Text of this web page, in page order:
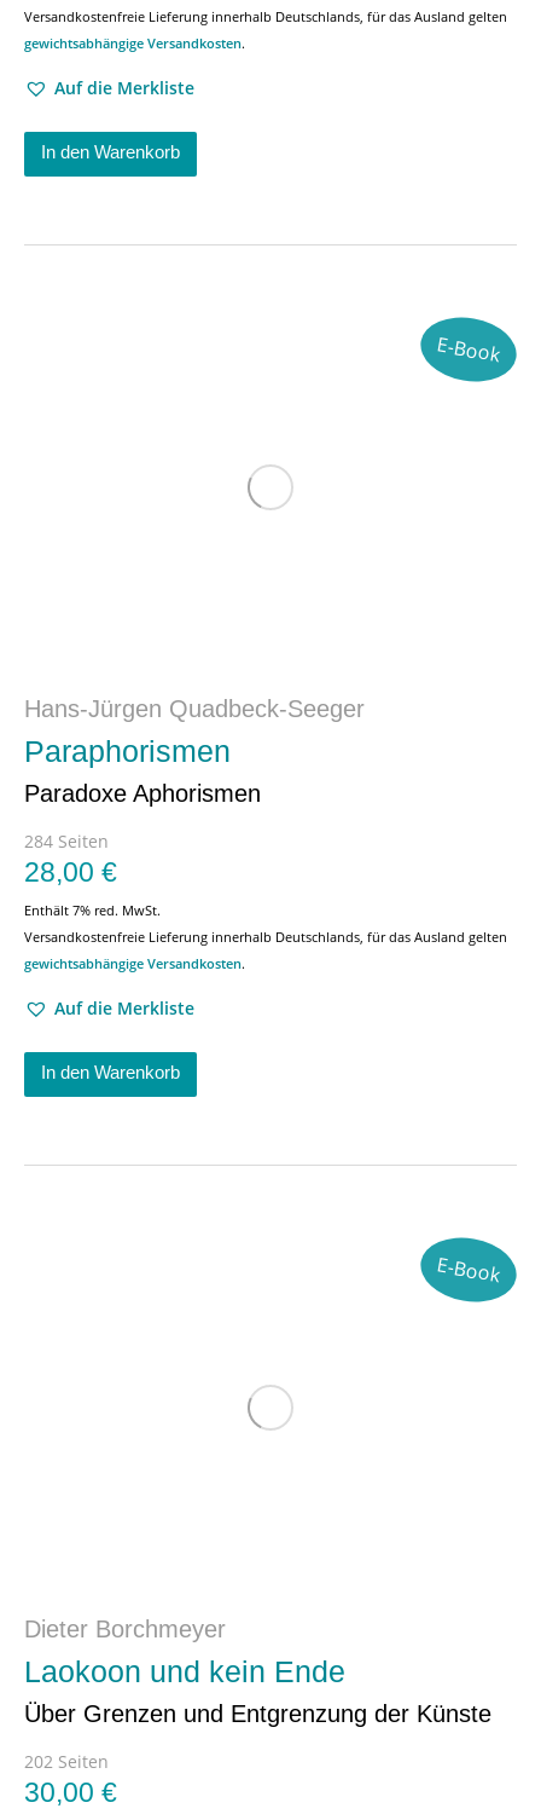
Versandkostenfreie Lieferung innerhalb Deutschlands, für das Ausland gelten
gewichtsabhängige Versandkosten.
Auf die Merkliste
In den Warenkorb
E-Book
Hans-Jürgen Quadbeck-Seeger
Paraphorismen
Paradoxe Aphorismen
284 Seiten
28,00 €
Enthält 7% red. MwSt.
Versandkostenfreie Lieferung innerhalb Deutschlands, für das Ausland gelten
gewichtsabhängige Versandkosten.
Auf die Merkliste
In den Warenkorb
E-Book
Dieter Borchmeyer
Laokoon und kein Ende
Über Grenzen und Entgrenzung der Künste
202 Seiten
30,00 €